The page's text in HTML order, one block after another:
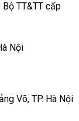
TT&TT cấp
Nội
Võ, TP. Hà Nội